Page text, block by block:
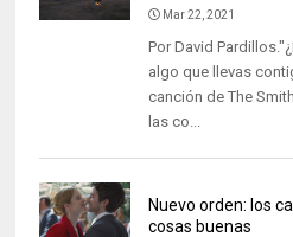
Mar 22, 2021
Por David
algo que llevas
canción de The
las co...
Nuevo orden: los
cosas buenas